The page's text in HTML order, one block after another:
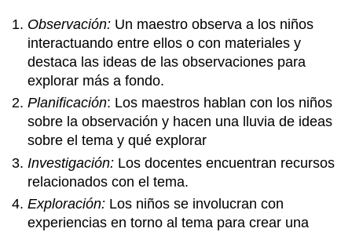
Observación: Un maestro observa a los niños
interactuando entre ellos o con materiales y
destaca las ideas de las observaciones para
explorar más a fondo.
Planificación: Los maestros hablan con los niños
sobre la observación y hacen una lluvia de ideas
sobre el tema y qué explorar
Investigación: Los docentes encuentran recursos
relacionados con el tema.
Exploración: Los niños se involucran con
experiencias en torno al tema para crear una